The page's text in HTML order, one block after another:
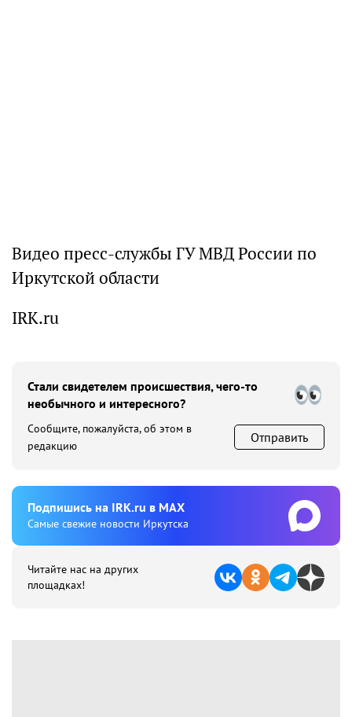
Видео пресс-службы ГУ МВД России по
Иркутской области
IRK.ru
Стали свидетелем происшествия, чего-то
необычного и интересного?
Сообщите, пожалуйста, об этом в
редакцию
Отправить
Подпишиcь на IRK.ru в MAX
Cамые свежие новости Иркутска
Читайте нас на других
площадках!